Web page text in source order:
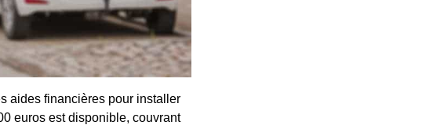
aides financières pour installer
euros est disponible, couvrant